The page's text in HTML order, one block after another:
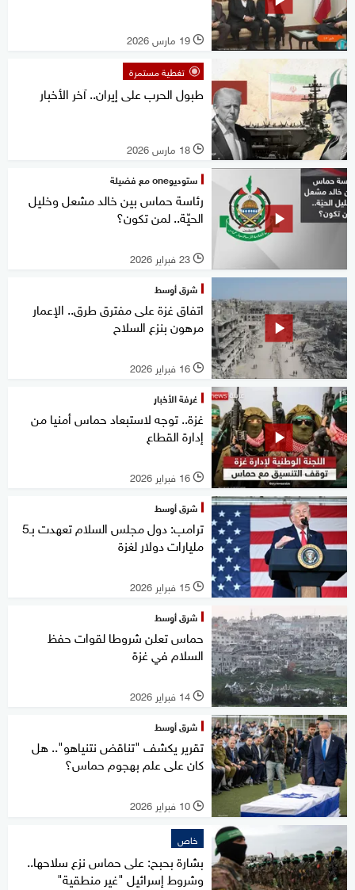
l 19 مارس 2026
تغطية مستمرة
طبول الحرب على إيران.. آخر الأخبار
l 18 مارس 2026
ستوديوone مع فضيلة
رئاسة حماس بين خالد مشعل وخليل
الحيّة.. لمن تكون؟
l 23 فبراير 2026
شرق أوسط
اتفاق غزة على مفترق طرق.. الإعمار
مرهون بنزع السلاح
l 16 فبراير 2026
غرفة الأخبار
غزة.. توجه لاستبعاد حماس أمنيا من
إدارة القطاع
l 16 فبراير 2026
شرق أوسط
ترامب: دول مجلس السلام تعهدت بـ5
مليارات دولار لغزة
l 15 فبراير 2026
شرق أوسط
حماس تعلن شروطا لقوات حفظ
السلام في غزة
l 14 فبراير 2026
شرق أوسط
تقرير يكشف "تناقض نتنياهو".. هل
كان على علم بهجوم حماس؟
l 10 فبراير 2026
خاص
بشارة بحبح: على حماس نزع سلاحها..
وشروط إسرائيل "غير منطقية"